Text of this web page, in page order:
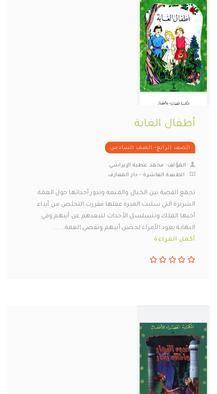
أطفال الغابة
الصف الرابع- الصف السادس
المؤلف: محمد عطية الإبراشي
الطبعة العاشرة - دار المعارف
تجمع القصة بين الخيال والمتعة وتدور أحداثها حول العمة
الشريرة التي سلبت الغيرة عقلها فقررت التخلص من أبناء
أخيها الملك وتتسلسل الأحداث لتبعدهم عن أبيهم وفي
النهاية يعود الأمراء لحضن أبيهم وتقضي العمة... ...
أكمل القراءة